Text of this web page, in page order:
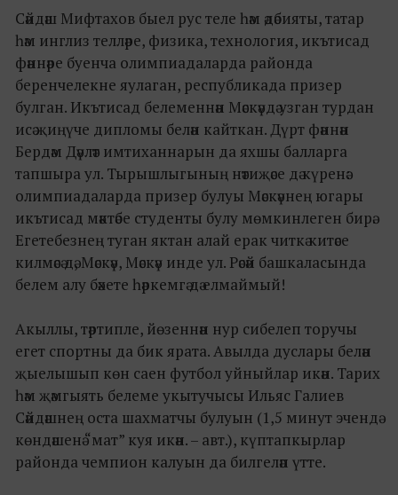
Сәйдәш Мифтахов быел рус теле һәм әдәбияты, татар
һәм инглиз телләре, физика, технология, икътисад
фәннәре буенча олимпиадаларда районда
беренчелекне яулаган, республикада призер
булган. Икътисад белеменнән Мәскәүдә узган турдан
исә җиңүче дипломы белән кайткан. Дүрт фәннән
Бердәм Дәүләт имтиханнарын да яхшы балларга
тапшыра ул. Тырышлыгының нәтиҗәсе дә күренә:
олимпиадаларда призер булуы Мәскәүнең югары
икътисад мәктәбе студенты булу мөмкинлеген бирә.
Егетебезнең туган яктан алай ерак читкә китәсе
килмәсә дә, Мәскәү, Мәскәү инде ул. Рәсәй башкаласында
белем алу бәхете һәркемгә дә елмаймый!
Акыллы, тәртипле, йөзеннән нур сибелеп торучы
егет спортны да бик ярата. Авылда дуслары белән
җыелышып көн саен футбол уйныйлар икән. Тарих
һәм җәмгыять белеме укытучысы Ильяс Галиев
Сәйдәшнең оста шахматчы булуын (1,5 минут эчендә
көндәшенә “мат” куя икән. – авт.), күптапкырлар
районда чемпион калуын да билгеләп үтте.